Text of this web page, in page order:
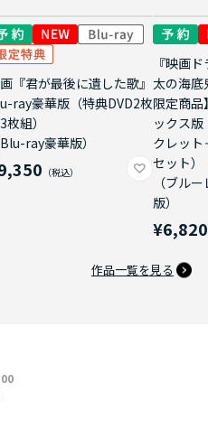
『君が最後に遺した歌』
ray豪華版（特典DVD2枚
枚組）
Blu-ray豪華版）
『映画
太の海底
限定商品
ックス
クレッ
セット）
（ブル
版）
¥6,820
作品一覧を見る